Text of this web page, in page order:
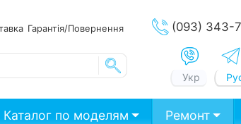
Гарантія/Повернення (093) 343-
Укр
Каталог по моделям Ремонт